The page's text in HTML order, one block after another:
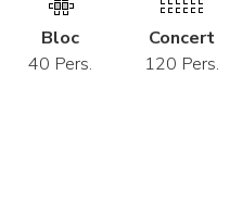
Bloc
40 Pers.
Concert
120 Pers.